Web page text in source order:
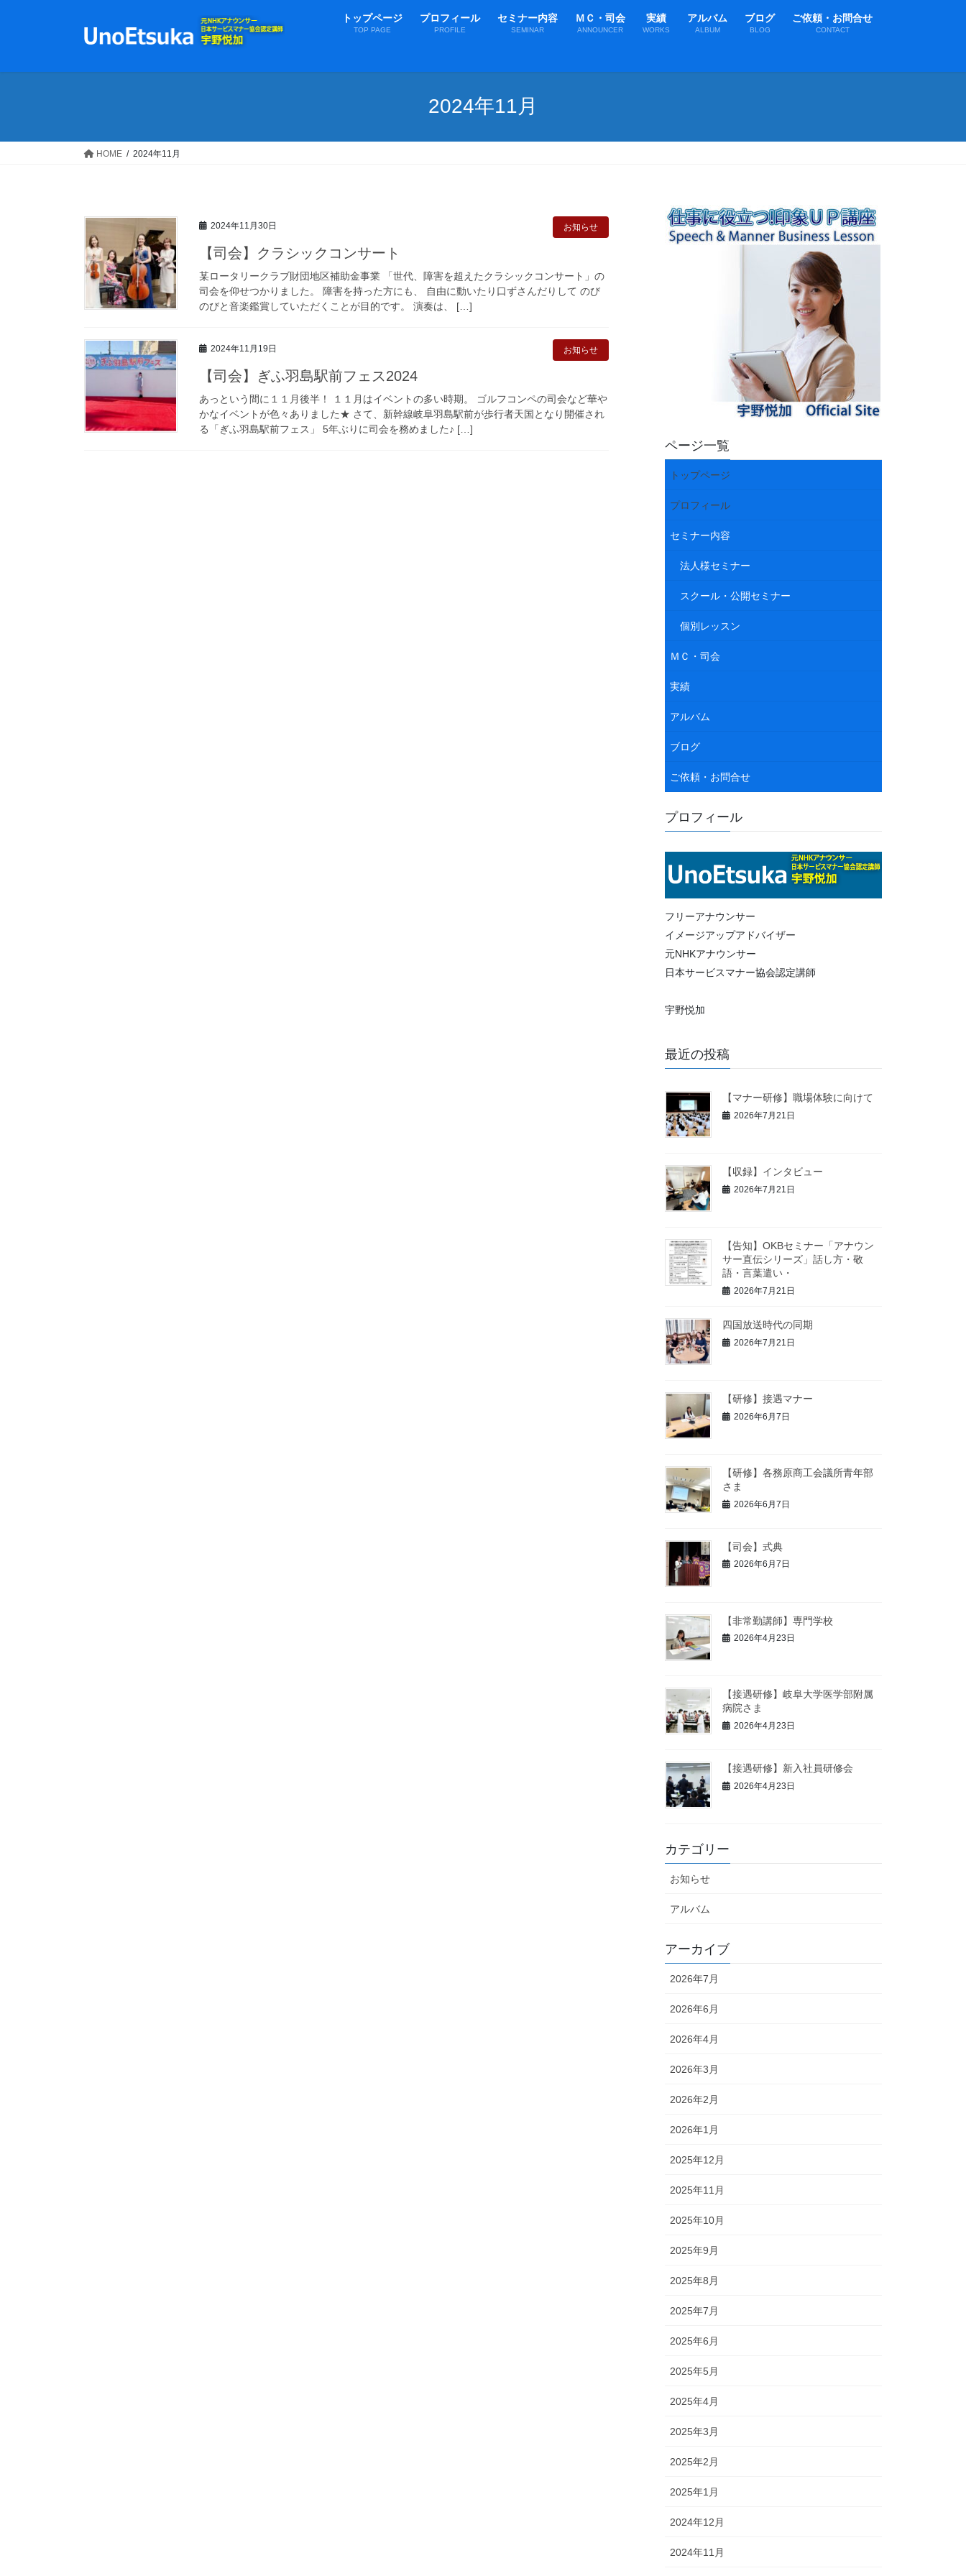
ッ
移
トップページ
TOP PAGE
プロフィール
PROFILE
セミナー内容
SEMINAR
ＭＣ・司会
ANNOUNCER
実績
WORKS
アルバム
ALBUM
ブログ
BLOG
ご依頼・お問合せ
CONTACT
2024年11月
HOME 2024年11月
2024年11月30日 お知らせ
【司会】クラシックコンサート
某ロータリークラブ財団地区補助金事業 「世代、障害を超えたクラシックコンサート」の
司会を仰せつかりました。 障害を持った方にも、 自由に動いたり口ずさんだりして のび
のびと音楽鑑賞していただくことが目的です。 演奏は、 […]
2024年11月19日 お知らせ
【司会】ぎふ羽島駅前フェス2024
あっという間に１１月後半！ １１月はイベントの多い時期。 ゴルフコンペの司会など華や
かなイベントが色々ありました★ さて、新幹線岐阜羽島駅前が歩行者天国となり開催され
る「ぎふ羽島駅前フェス」 5年ぶりに司会を務めました♪ […]
ページ一覧
トップページ
プロフィール
セミナー内容
法人様セミナー
スクール・公開セミナー
個別レッスン
ＭＣ・司会
実績
アルバム
ブログ
ご依頼・お問合せ
プロフィール
フリーアナウンサー
イメージアップアドバイザー
元NHKアナウンサー
日本サービスマナー協会認定講師
宇野悦加
最近の投稿
【マナー研修】職場体験に向けて
2026年7月21日
【収録】インタビュー
2026年7月21日
【告知】OKBセミナー「アナウン
サー直伝シリーズ」話し方・敬
語・言葉遣い・
2026年7月21日
四国放送時代の同期
2026年7月21日
【研修】接遇マナー
2026年6月7日
【研修】各務原商工会議所青年部
さま
2026年6月7日
【司会】式典
2026年6月7日
【非常勤講師】専門学校
2026年4月23日
【接遇研修】岐阜大学医学部附属
病院さま
2026年4月23日
【接遇研修】新入社員研修会
2026年4月23日
カテゴリー
お知らせ
アルバム
アーカイブ
2026年7月
2026年6月
2026年4月
2026年3月
2026年2月
2026年1月
2025年12月
2025年11月
2025年10月
2025年9月
2025年8月
2025年7月
2025年6月
2025年5月
2025年4月
2025年3月
2025年2月
2025年1月
2024年12月
2024年11月